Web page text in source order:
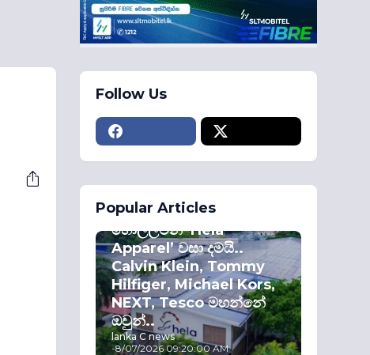
Follow Us
Popular Articles
කොළඹ කොටස්
හොල්ලමින් ‘Hela
Apparel’ වසා දමයි..
Calvin Klein, Tommy
Hilfiger, Michael Kors,
NEXT, Tesco මහන්නේ
ඔවුන්..
lanka C news
-8/07/2026 09:20:00 AM